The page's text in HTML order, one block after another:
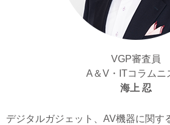
VGP審査員
A＆V・ITコラムニ
海上 忍
デジタルガジェット、AV機器に関す